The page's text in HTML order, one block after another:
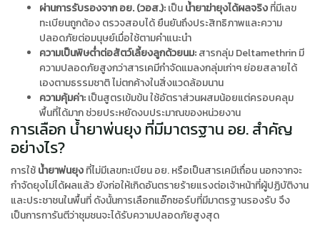
ผ่านการรับรองจาก อย. (วอส.):เป็นน้ำยาฆ่ายุงได้ผลจริงที่มีเลข
ทะเบียนถูกต้อง ตรวจสอบได้ ยืนยันถึงประสิทธิภาพและความ
ปลอดภัยต่อมนุษย์เมื่อใช้ตามคำแนะนำ
ความเป็นพิษต่ำต่อสัตว์เลี้ยงลูกด้วยนม:สารกลุ่ม Deltamethrin มี
ความปลอดภัยสูงกว่าสารเคมีกำจัดแมลงกลุ่มเก่าๆ ย่อยสลายได้
เองตามธรรมชาติ ไม่ตกค้างในสิ่งแวดล้อมนาน
ความคุ้มค่า:เป็นสูตรเข้มข้น ใช้อัตราส่วนผสมน้อยแต่ครอบคลุม
พื้นที่ได้มาก ช่วยประหยัดงบประมาณของหน่วยงาน
การเลือก น้ำยาพ่นยุง ที่มีมาตรฐาน อย. สำคัญ
อย่างไร?
การใช้น้ำยาพ่นยุงที่ไม่มีเลขทะเบียน อย. หรือเป็นสารเคมีเถื่อน นอกจากจะ
กำจัดยุงไม่ได้ผลแล้ว ยังก่อให้เกิดอันตรายร้ายแรงต่อเจ้าหน้าที่ผู้ปฏิบัติงาน
และประชาชนในพื้นที่ ดังนั้นการเลือกแอ๊กซอร์บที่มีมาตรฐานรองรับ จึง
เป็นการการันตีว่าชุมชนจะได้รับความปลอดภัยสูงสุด